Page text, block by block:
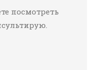
посмотреть